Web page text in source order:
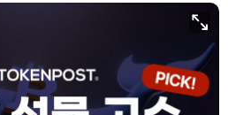
(-1.75%)
91,636,767(-0.45%)